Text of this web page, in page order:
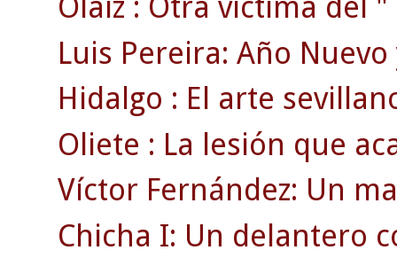
Olaiz : Otra víctima del
Luis Pereira: Año
Hidalgo : El arte
Oliete : La lesión que
Víctor Fernández: Un
Chicha I: Un delantero